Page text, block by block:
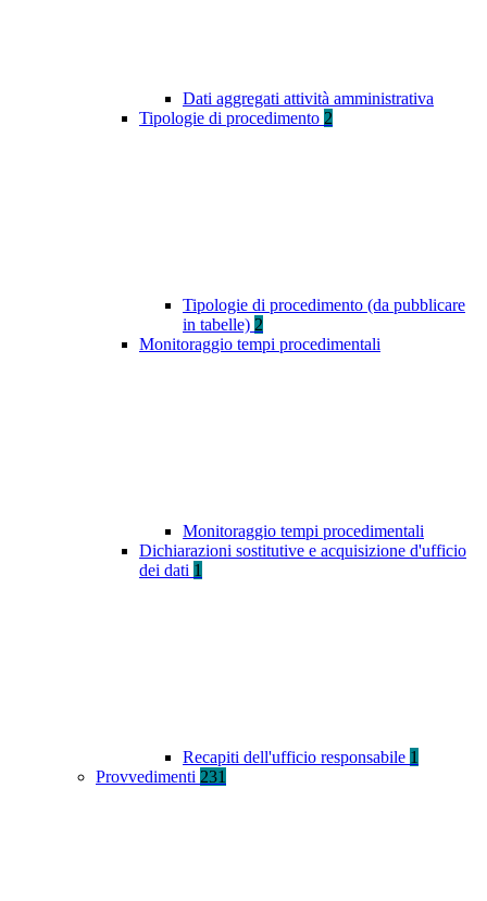
Dati aggregati attività amministrativa
Tipologie di procedimento 2
Tipologie di procedimento (da pubblicare
in tabelle) 2
Monitoraggio tempi procedimentali
Monitoraggio tempi procedimentali
Dichiarazioni sostitutive e acquisizione d'ufficio
dei dati 1
Recapiti dell'ufficio responsabile 1
Provvedimenti 231